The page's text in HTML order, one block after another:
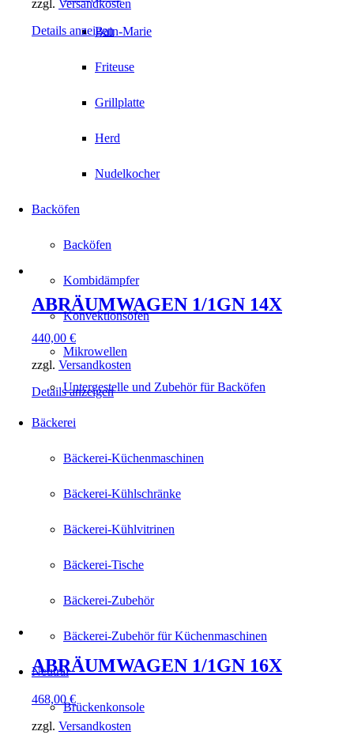
Bain-Marie
Friteuse
Grillplatte
Herd
Nudelkocher
Backöfen
Backöfen
Kombidämpfer
Konvektionsöfen
Mikrowellen
Untergestelle und Zubehör für Backöfen
Bäckerei
Bäckerei-Küchenmaschinen
Bäckerei-Kühlschränke
Bäckerei-Kühlvitrinen
Bäckerei-Tische
Bäckerei-Zubehör
Bäckerei-Zubehör für Küchenmaschinen
Neutral
Brückenkonsole
zzgl. Versandkosten
Details anzeigen
ABRÄUMWAGEN 1/1GN 14X
440,00 €
zzgl. Versandkosten
Details anzeigen
ABRÄUMWAGEN 1/1GN 16X
468,00 €
zzgl. Versandkosten